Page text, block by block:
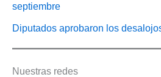
septiembre
Diputados aprobaron los
Nuestras redes